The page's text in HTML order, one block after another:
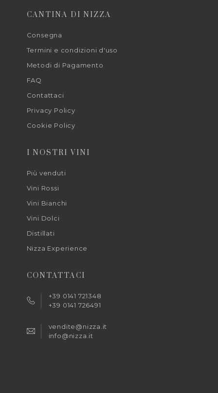
CANTINA DI NIZZA
Consegna
Termini e condizioni d'uso
Metodi di Pagamento
FAQ
Contattaci
Privacy Policy
Cookie Policy
I NOSTRI VINI
Più venduti
Vini Rossi
Vini Bianchi
Vini Dolci
Distillati
Nizza Experience
CONTATTACI
+39 0141 721348
+39 0141 726491
vendite@nizza.it
info@nizza.it